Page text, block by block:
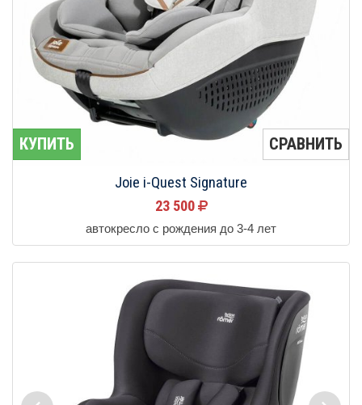
КУПИТЬ СРАВНИТЬ
Joie i-Quest Signature
23 500
автокресло с рождения до 3-4 лет